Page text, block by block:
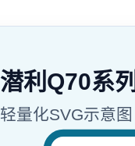
潜利Q70系
轻量化SVG示意图